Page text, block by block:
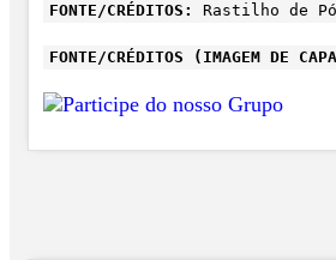
FONTE/CRÉDITOS: Rastilho de
FONTE/CRÉDITOS (IMAGEM DE